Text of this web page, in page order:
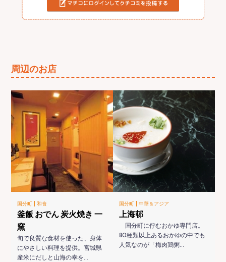
周辺のお店
国分町 |和食
釜飯 おでん 炭火焼き 一
窯
旬で良質な食材を使った、身体
にやさしい料理を提供。宮城県
産米にだしと山海の幸を…
国分町 | 中華＆アジア
上海邨
国分町に佇むおかゆ専門店。
80種類以上あるおかゆの中でも
人気なのが「梅肉鶏粥…